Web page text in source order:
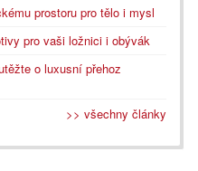
prostoru pro tělo i mysl
pro vaši ložnici i obývák
o luxusní přehoz
>> všechny články